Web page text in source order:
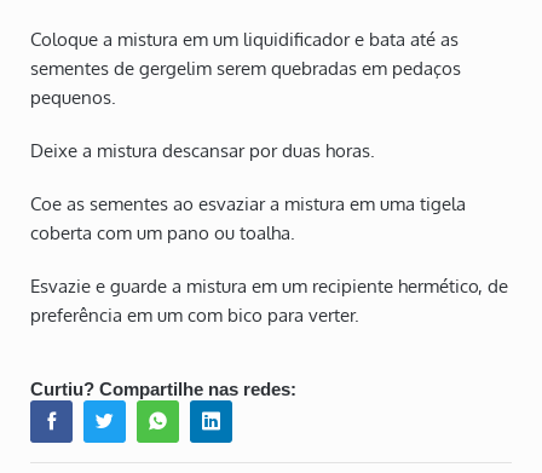
Coloque a mistura em um liquidificador e bata até as
sementes de gergelim serem quebradas em pedaços
pequenos.
Deixe a mistura descansar por duas horas.
Coe as sementes ao esvaziar a mistura em uma tigela
coberta com um pano ou toalha.
Esvazie e guarde a mistura em um recipiente hermético, de
preferência em um com bico para verter.
Curtiu? Compartilhe nas redes: